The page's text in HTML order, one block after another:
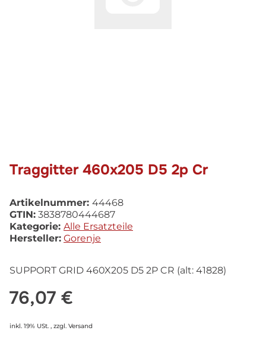
Traggitter 460x205 D5 2p Cr
Artikelnummer: 44468
GTIN: 3838780444687
Kategorie: Alle Ersatzteile
Hersteller: Gorenje
SUPPORT GRID 460X205 D5 2P CR (alt: 41828)
76,07 €
inkl. 19% USt. , zzgl. Versand